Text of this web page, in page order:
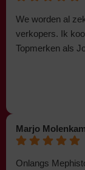
We worden al
verkopers. Ik
Topmerken als
Marjo
Onlangs